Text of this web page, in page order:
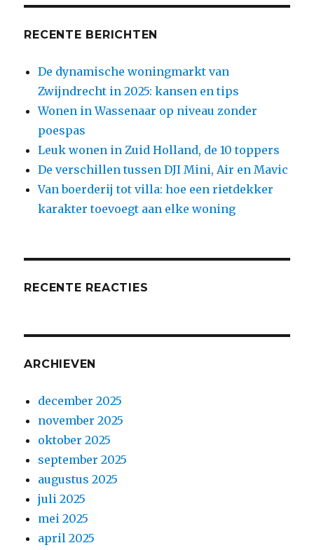
RECENTE BERICHTEN
De dynamische woningmarkt van
Zwijndrecht in 2025: kansen en tips
Wonen in Wassenaar op niveau zonder
poespas
Leuk wonen in Zuid Holland, de 10 toppers
De verschillen tussen DJI Mini, Air en Mavic
Van boerderij tot villa: hoe een rietdekker
karakter toevoegt aan elke woning
RECENTE REACTIES
ARCHIEVEN
december 2025
november 2025
oktober 2025
september 2025
augustus 2025
juli 2025
mei 2025
april 2025